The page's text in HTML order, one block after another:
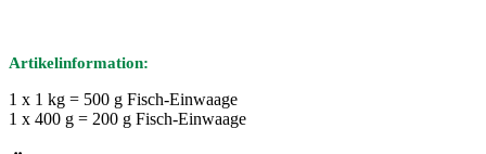
Artikelinformation:
1 x 1 kg = 500 g Fisch-Einwaage
1 x 400 g = 200 g Fisch-Einwaage